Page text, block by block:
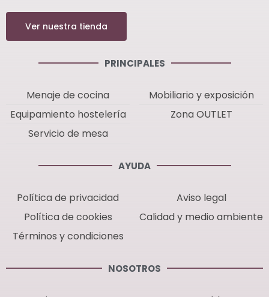
Ver nuestra tienda
PRINCIPALES
Menaje de cocina
Equipamiento hostelería
Servicio de mesa
Mobiliario y exposición
Zona OUTLET
AYUDA
Política de privacidad
Política de cookies
Términos y condiciones
Aviso legal
Calidad y medio ambiente
NOSOTROS